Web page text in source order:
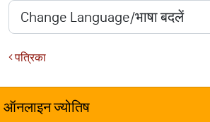
पत्रिका
ऑनलाइन ज्योतिष